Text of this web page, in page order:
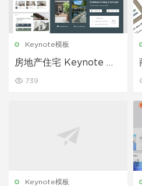
Keynote模板
房地产住宅 Keynote 模
739
Keynote模板